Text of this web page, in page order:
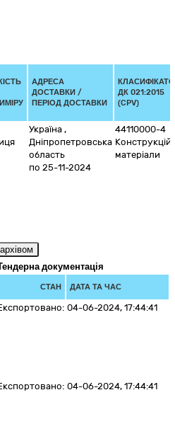
АДРЕСА
ДОСТАВКИ /
ПЕРІОД ДОСТАВКИ
ДК 021:2015
(CPV)
Україна ,
Дніпропетровська
область
по 25-11-2024
44110000-4
матеріали
документація
СТАН ДАТА ТА ЧАС
04-06-2024, 17:44:41
04-06-2024, 17:44:41